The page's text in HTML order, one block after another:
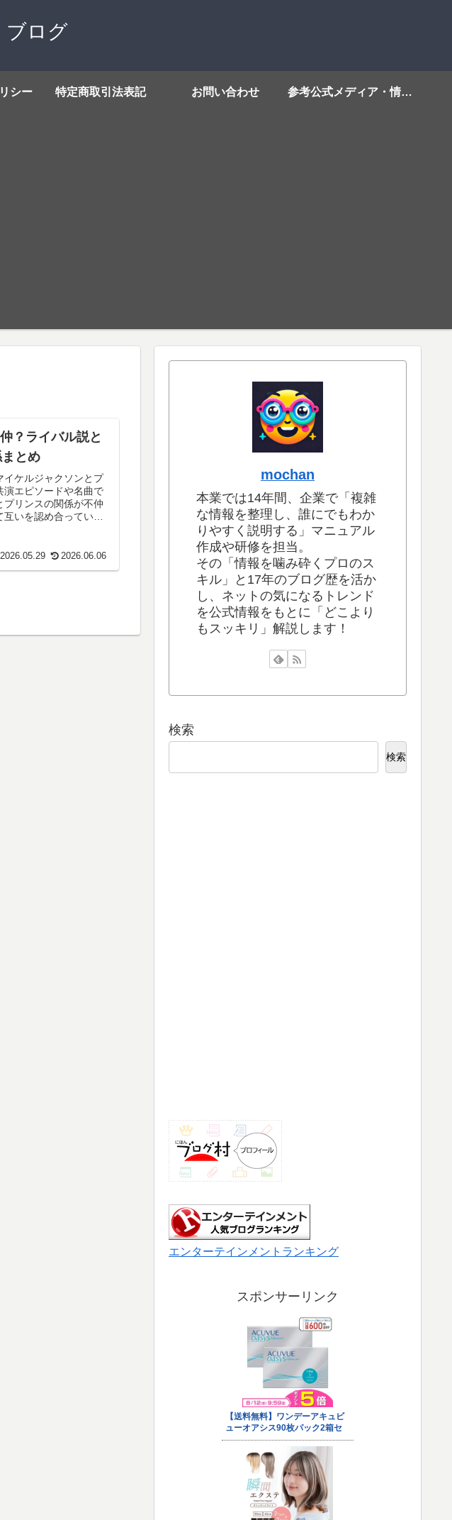
ブログ
シー 特定商取引法表記 お問い合わせ 参考公式メディア・情報源リンク
？ライバル説と
とめ
イケルジャクソンとプ
演エピソードや名曲で
リンスの関係が不仲
いを認め合っていた
2026.05.29 2026.06.06
mochan
本業では14年間、企業で「複雑
な情報を整理し、誰にでもわか
りやすく説明する」マニュアル
作成や研修を担当。
その「情報を噛み砕くプロのス
キル」と17年のブログ歴を活か
し、ネットの気になるトレンド
を公式情報をもとに「どこより
もスッキリ」解説します！
検索
検索
エンターテインメントランキング
スポンサーリンク